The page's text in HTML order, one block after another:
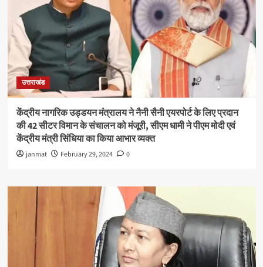
उत्तराखंड
केंद्रीय नागरिक उड्डयन मंत्रालय ने नैनी सैनी एयरपोर्ट के लिए प्रदान
की 42 सीटर विमान के संचालन को मंजूरी, सीएम धामी ने पीएम मोदी एवं
केंद्रीय मंत्री सिंधिया का किया आभार व्यक्त
janmat February 29, 2024 0